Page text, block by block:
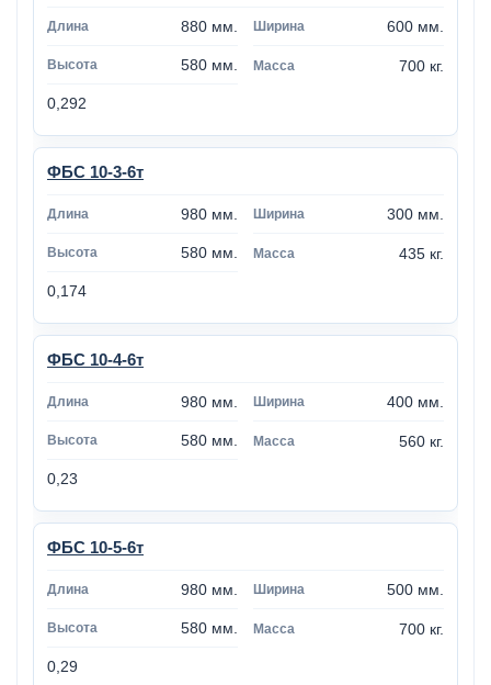
880 мм. 600 мм.
580 мм. 700 кг.
0,292
ФБС 10-3-6т
980 мм. 300 мм.
580 мм. 435 кг.
0,174
ФБС 10-4-6т
980 мм. 400 мм.
580 мм. 560 кг.
0,23
ФБС 10-5-6т
980 мм. 500 мм.
580 мм. 700 кг.
0,29